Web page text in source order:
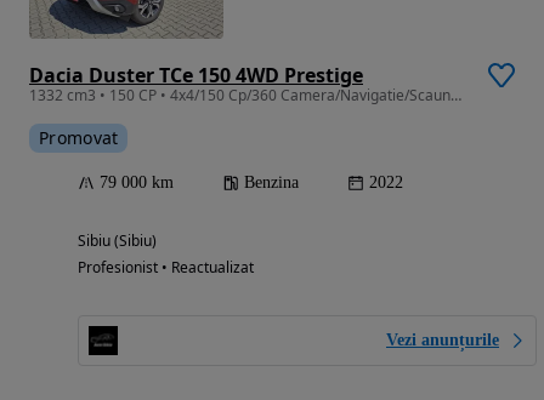
Dacia Duster TCe 150 4WD Prestige
1332 cm3 • 150 CP • 4x4/150 Cp/360 Camera/Navigatie/Scaune incalzite/KM REALI/GARANTIE 12
Promovat
79 000 km Benzina 2022
Sibiu (Sibiu)
Profesionist • Reactualizat
Vezi anunțurile